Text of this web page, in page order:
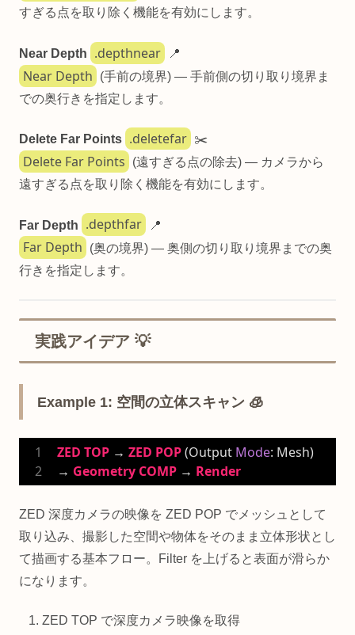
すぎる点を取り除く機能を有効にします。
Near Depth .depthnear 📍
Near Depth
(手前の境界) — 手前側の切り取り境界ま
での奥行きを指定します。
Delete Far Points .deletefar ✂️
Delete Far Points
(遠すぎる点の除去) — カメラから
遠すぎる点を取り除く機能を有効にします。
Far Depth .depthfar 📍
Far Depth
(奥の境界) — 奥側の切り取り境界までの奥
行きを指定します。
実践アイデア 💡
Example 1: 空間の立体スキャン 🧊
ZED TOP → ZED POP (Output Mode: Mesh)
→ Geometry COMP → Render
ZED 深度カメラの映像を ZED POP でメッシュとして
取り込み、撮影した空間や物体をそのまま立体形状とし
て描画する基本フロー。Filter を上げると表面が滑らか
になります。
ZED TOP で深度カメラ映像を取得